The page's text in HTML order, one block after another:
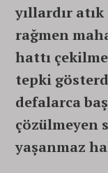
yıllardır
rağmen
hattı
tepki
defalarca
çözülmeyen
yaşanmaz